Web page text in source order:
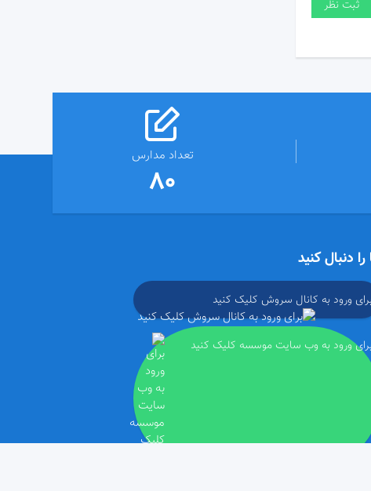
تعداد مدارس
80
را دنبال کنید
ورود به کانال سروش کلیک کنید
ورود به وب سایت موسسه کلیک کنید